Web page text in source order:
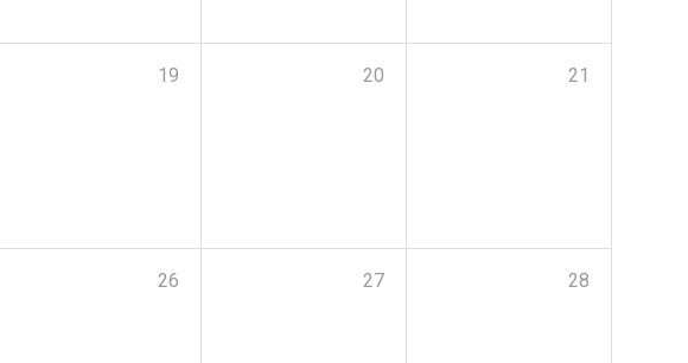
19 20 21
26 27 28